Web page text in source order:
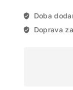
Doba
Doprava